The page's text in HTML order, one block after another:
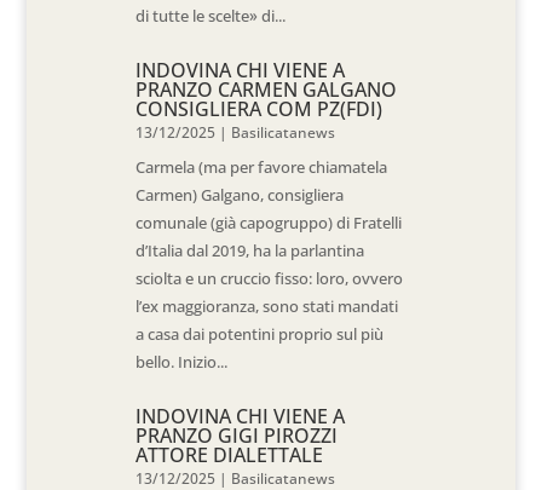
di tutte le scelte» di...
INDOVINA CHI VIENE A
PRANZO CARMEN GALGANO
CONSIGLIERA COM PZ(FDI)
13/12/2025 | Basilicatanews
Carmela (ma per favore chiamatela
Carmen) Galgano, consigliera
comunale (già capogruppo) di Fratelli
d’Italia dal 2019, ha la parlantina
sciolta e un cruccio fisso: loro, ovvero
l’ex maggioranza, sono stati mandati
a casa dai potentini proprio sul più
bello. Inizio...
INDOVINA CHI VIENE A
PRANZO GIGI PIROZZI
ATTORE DIALETTALE
13/12/2025 | Basilicatanews